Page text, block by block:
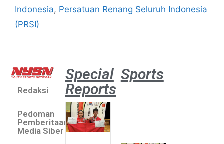
Indonesia, Persatuan Renang Seluruh Indonesia
(PRSI)
Redaksi
Pedoman
Pemberitaan
Media Siber
Special
Reports
Sports